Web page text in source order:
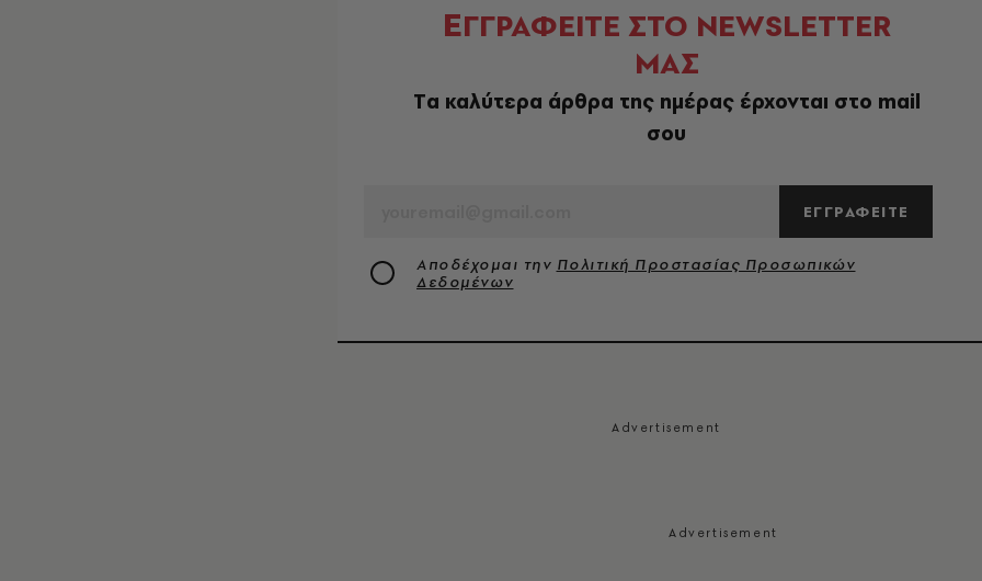
ΕΓΓΡΑΦΕΙΤΕ ΣΤΟ NEWSLETTER
ΜΑΣ
Tα καλύτερα άρθρα της ημέρας έρχονται στο mail
σου
ΕΓΓΡΑΦΕΙΤΕ
Αποδέχομαι την Πολιτική Προστασίας Προσωπικών
Δεδομένων